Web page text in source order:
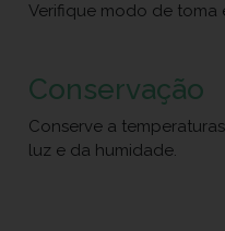
Verifique modo de
Conservação
Conserve a
luz e da humidade.